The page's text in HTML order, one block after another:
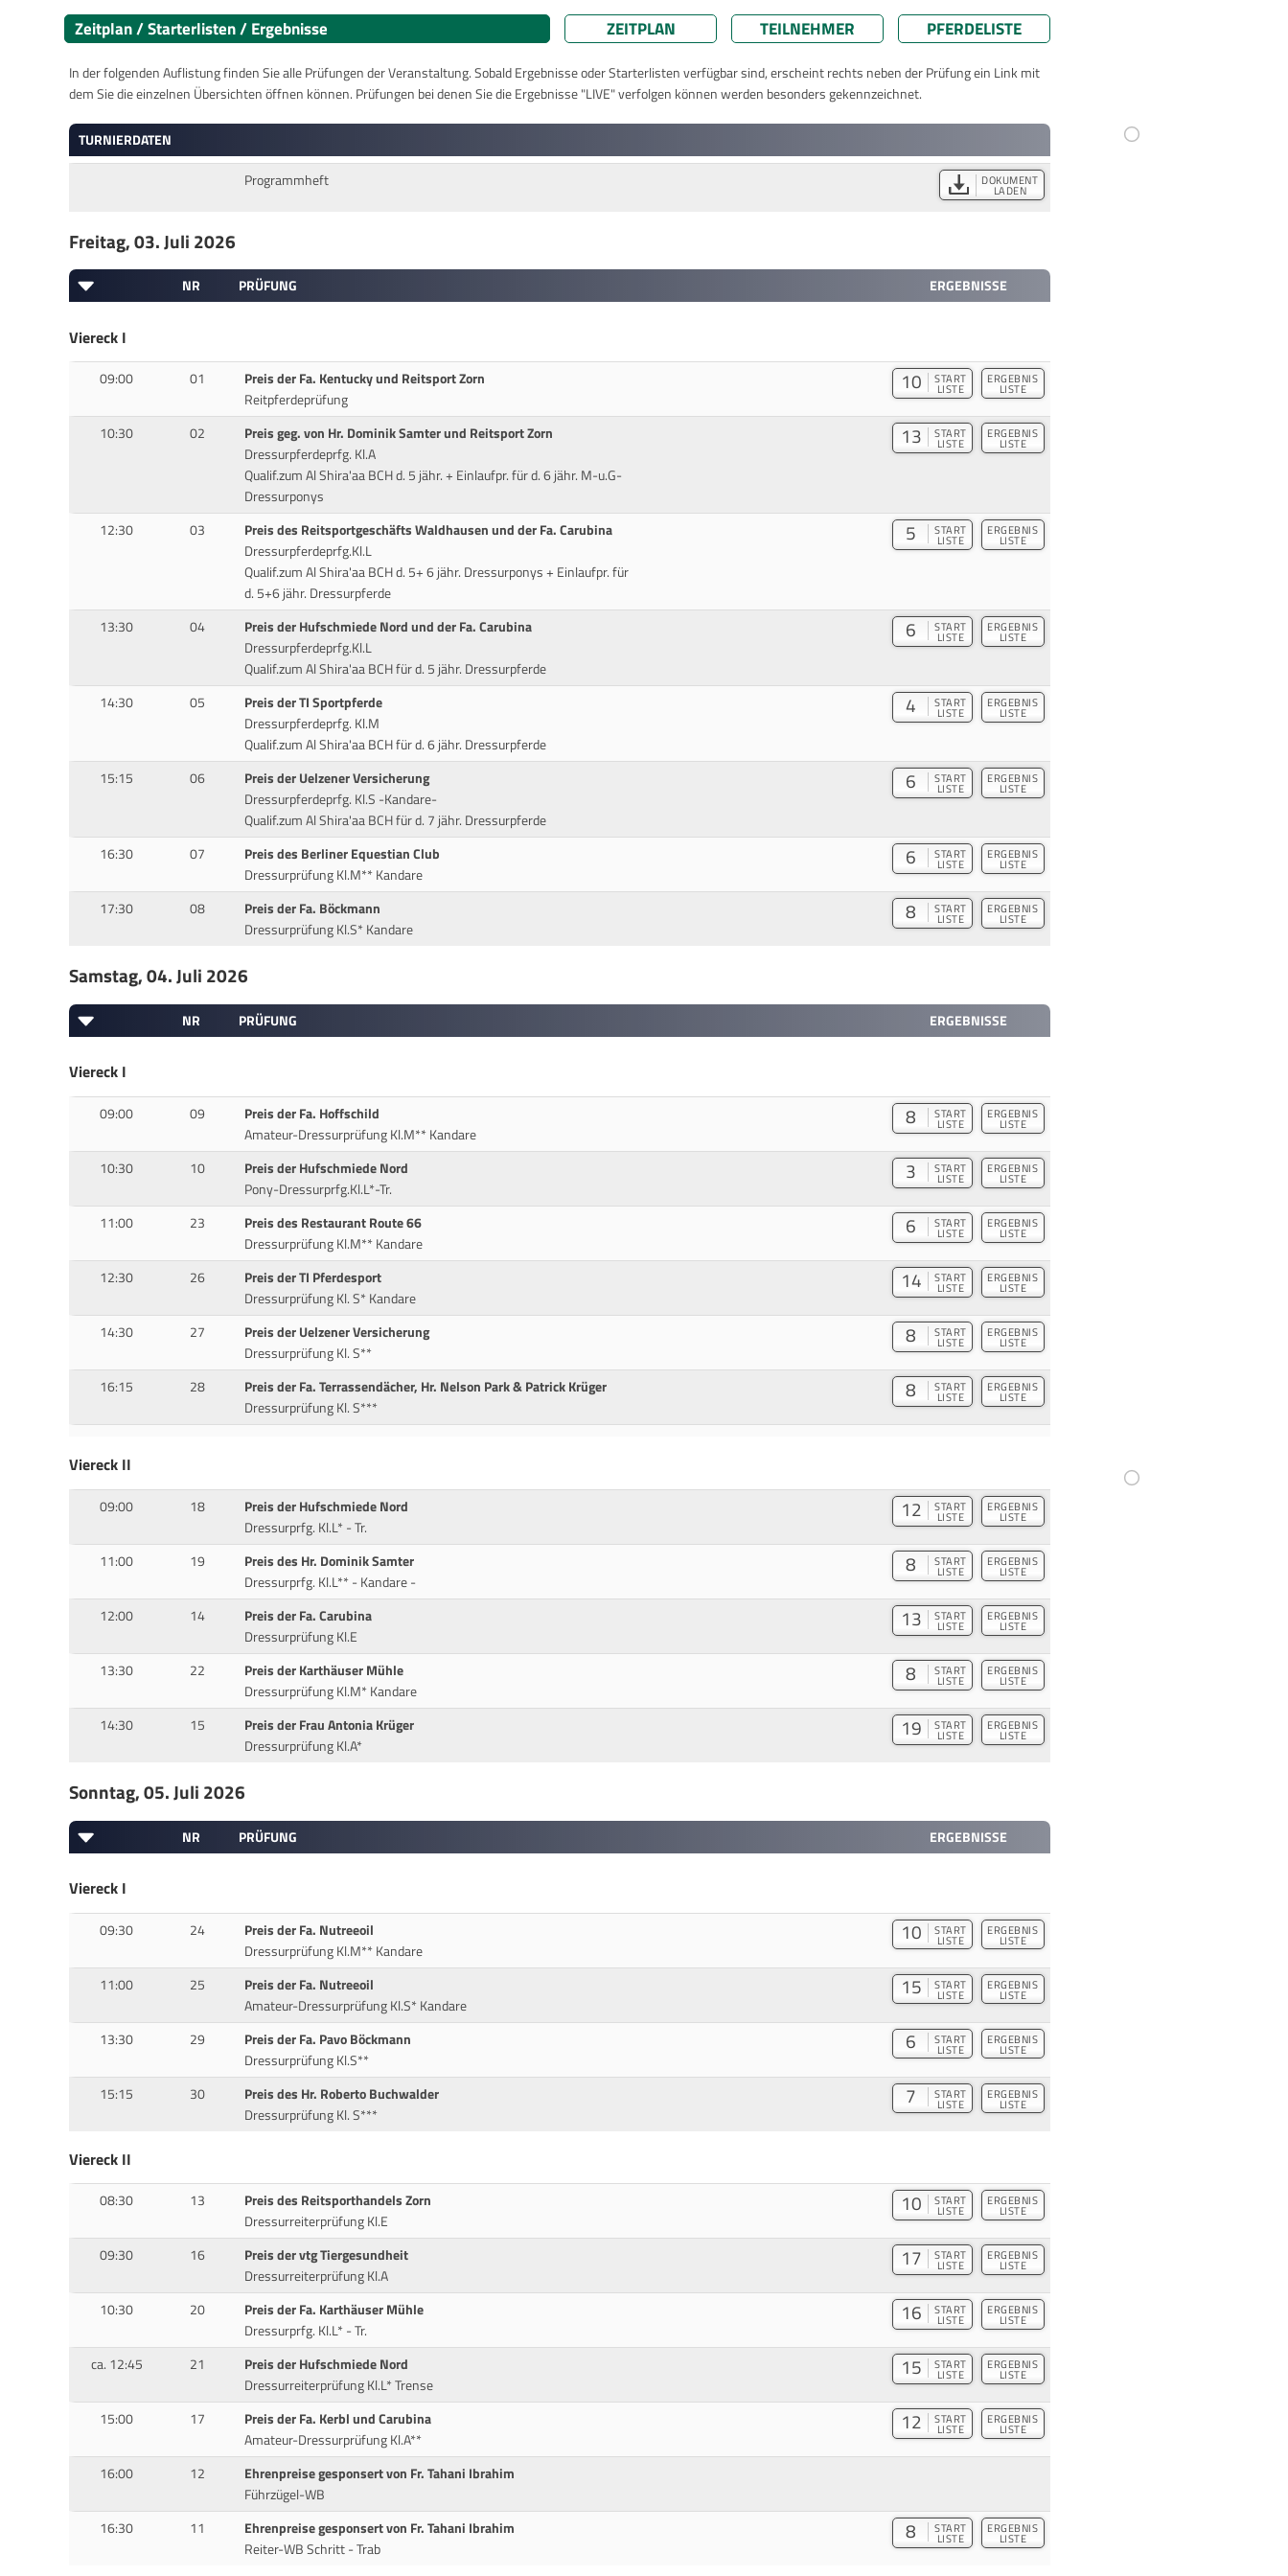
Zeitplan / Starterlisten / Ergebnisse ZEITPLAN TEILNEHMER PFERDELISTE
In der folgenden Auflistung finden Sie alle Prüfungen der Veranstaltung. Sobald Ergebnisse oder Starterlisten verfügbar sind, erscheint rechts neben der Prüfung ein Link mit
dem Sie die einzelnen Übersichten öffnen können. Prüfungen bei denen Sie die Ergebnisse "LIVE" verfolgen können werden besonders gekennzeichnet.
TURNIERDATEN
Programmheft
DOKUMENT
LADEN
Freitag, 03. Juli 2026
NR PRÜFUNG ERGEBNISSE
Viereck I
09:00 01
Preis der Fa. Kentucky und Reitsport Zorn
Reitpferdeprüfung
10 START
LISTE
ERGEBNIS
LISTE
10:30 02
Preis geg. von Hr. Dominik Samter und Reitsport Zorn
Dressurpferdeprfg. Kl.A
Qualif.zum Al Shira'aa BCH d. 5 jähr. + Einlaufpr. für d. 6 jähr. M-u.G-
Dressurponys
13 START
LISTE
ERGEBNIS
LISTE
12:30 03
Preis des Reitsportgeschäfts Waldhausen und der Fa. Carubina
Dressurpferdeprfg.Kl.L
Qualif.zum Al Shira'aa BCH d. 5+ 6 jähr. Dressurponys + Einlaufpr. für
d. 5+6 jähr. Dressurpferde
5 START
LISTE
ERGEBNIS
LISTE
13:30 04
Preis der Hufschmiede Nord und der Fa. Carubina
Dressurpferdeprfg.Kl.L
Qualif.zum Al Shira'aa BCH für d. 5 jähr. Dressurpferde
6 START
LISTE
ERGEBNIS
LISTE
14:30 05
Preis der TI Sportpferde
Dressurpferdeprfg. Kl.M
Qualif.zum Al Shira'aa BCH für d. 6 jähr. Dressurpferde
4 START
LISTE
ERGEBNIS
LISTE
15:15 06
Preis der Uelzener Versicherung
Dressurpferdeprfg. Kl.S -Kandare-
Qualif.zum Al Shira'aa BCH für d. 7 jähr. Dressurpferde
6 START
LISTE
ERGEBNIS
LISTE
16:30 07
Preis des Berliner Equestian Club
Dressurprüfung Kl.M** Kandare
6 START
LISTE
ERGEBNIS
LISTE
17:30 08
Preis der Fa. Böckmann
Dressurprüfung Kl.S* Kandare
8 START
LISTE
ERGEBNIS
LISTE
Samstag, 04. Juli 2026
NR PRÜFUNG ERGEBNISSE
Viereck I
09:00 09
Preis der Fa. Hoffschild
Amateur-Dressurprüfung Kl.M** Kandare
8 START
LISTE
ERGEBNIS
LISTE
10:30 10
Preis der Hufschmiede Nord
Pony-Dressurprfg.Kl.L*-Tr.
3 START
LISTE
ERGEBNIS
LISTE
11:00 23
Preis des Restaurant Route 66
Dressurprüfung Kl.M** Kandare
6 START
LISTE
ERGEBNIS
LISTE
12:30 26
Preis der TI Pferdesport
Dressurprüfung Kl. S* Kandare
14 START
LISTE
ERGEBNIS
LISTE
14:30 27
Preis der Uelzener Versicherung
Dressurprüfung Kl. S**
8 START
LISTE
ERGEBNIS
LISTE
16:15 28
Preis der Fa. Terrassendächer, Hr. Nelson Park & Patrick Krüger
Dressurprüfung Kl. S***
8 START
LISTE
ERGEBNIS
LISTE
Viereck II
09:00 18
Preis der Hufschmiede Nord
Dressurprfg. Kl.L* - Tr.
12 START
LISTE
ERGEBNIS
LISTE
11:00 19
Preis des Hr. Dominik Samter
Dressurprfg. Kl.L** - Kandare -
8 START
LISTE
ERGEBNIS
LISTE
12:00 14
Preis der Fa. Carubina
Dressurprüfung Kl.E
13 START
LISTE
ERGEBNIS
LISTE
13:30 22
Preis der Karthäuser Mühle
Dressurprüfung Kl.M* Kandare
8 START
LISTE
ERGEBNIS
LISTE
14:30 15
Preis der Frau Antonia Krüger
Dressurprüfung Kl.A*
19 START
LISTE
ERGEBNIS
LISTE
Sonntag, 05. Juli 2026
NR PRÜFUNG ERGEBNISSE
Viereck I
09:30 24
Preis der Fa. Nutreeoil
Dressurprüfung Kl.M** Kandare
10 START
LISTE
ERGEBNIS
LISTE
11:00 25
Preis der Fa. Nutreeoil
Amateur-Dressurprüfung Kl.S* Kandare
15 START
LISTE
ERGEBNIS
LISTE
13:30 29
Preis der Fa. Pavo Böckmann
Dressurprüfung Kl.S**
6 START
LISTE
ERGEBNIS
LISTE
15:15 30
Preis des Hr. Roberto Buchwalder
Dressurprüfung Kl. S***
7 START
LISTE
ERGEBNIS
LISTE
Viereck II
08:30 13
Preis des Reitsporthandels Zorn
Dressurreiterprüfung Kl.E
10 START
LISTE
ERGEBNIS
LISTE
09:30 16
Preis der vtg Tiergesundheit
Dressurreiterprüfung Kl.A
17 START
LISTE
ERGEBNIS
LISTE
10:30 20
Preis der Fa. Karthäuser Mühle
Dressurprfg. Kl.L* - Tr.
16 START
LISTE
ERGEBNIS
LISTE
ca. 12:45 21
Preis der Hufschmiede Nord
Dressurreiterprüfung Kl.L* Trense
15 START
LISTE
ERGEBNIS
LISTE
15:00 17
Preis der Fa. Kerbl und Carubina
Amateur-Dressurprüfung Kl.A**
12 START
LISTE
ERGEBNIS
LISTE
16:00 12
Ehrenpreise gesponsert von Fr. Tahani Ibrahim
Führzügel-WB
16:30
11
Ehrenpreise gesponsert von Fr. Tahani Ibrahim
Reiter-WB Schritt - Trab
8 START
LISTE
ERGEBNIS
LISTE